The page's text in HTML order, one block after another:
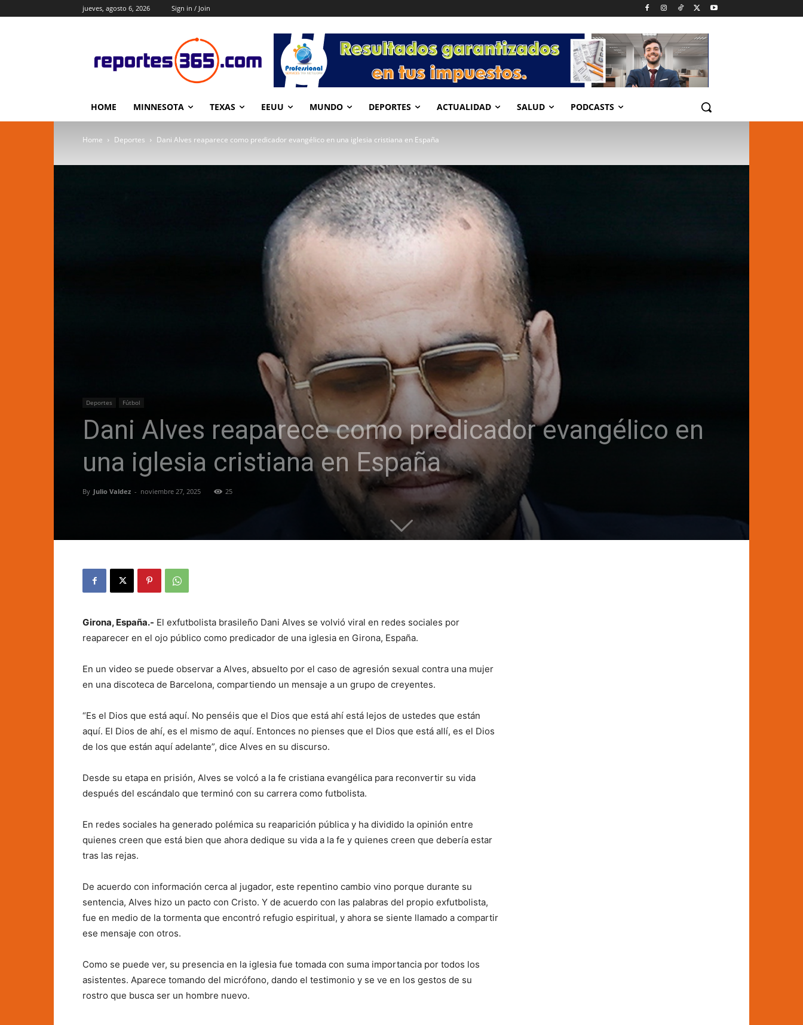
jueves, agosto 6, 2026 Sign in / Join
HOME MINNESOTA TEXAS EEUU MUNDO DEPORTES ACTUALIDAD SALUD PODCASTS
Home Deportes Dani Alves reaparece como predicador evangélico en una iglesia cristiana en España
Deportes Fútbol
Dani Alves reaparece como predicador evangélico en
una iglesia cristiana en España
By Julio Valdez - noviembre 27, 2025 25
Girona, España.- El exfutbolista brasileño Dani Alves se volvió viral en redes sociales por
reaparecer en el ojo público como predicador de una iglesia en Girona, España.
En un video se puede observar a Alves, absuelto por el caso de agresión sexual contra una mujer
en una discoteca de Barcelona, compartiendo un mensaje a un grupo de creyentes.
“Es el Dios que está aquí. No penséis que el Dios que está ahí está lejos de ustedes que están
aquí. El Dios de ahí, es el mismo de aquí. Entonces no pienses que el Dios que está allí, es el Dios
de los que están aquí adelante”, dice Alves en su discurso.
Desde su etapa en prisión, Alves se volcó a la fe cristiana evangélica para reconvertir su vida
después del escándalo que terminó con su carrera como futbolista.
En redes sociales ha generado polémica su reaparición pública y ha dividido la opinión entre
quienes creen que está bien que ahora dedique su vida a la fe y quienes creen que debería estar
tras las rejas.
De acuerdo con información cerca al jugador, este repentino cambio vino porque durante su
sentencia, Alves hizo un pacto con Cristo. Y de acuerdo con las palabras del propio exfutbolista,
fue en medio de la tormenta que encontró refugio espiritual, y ahora se siente llamado a compartir
ese mensaje con otros.
Como se puede ver, su presencia en la iglesia fue tomada con suma importancia por todos los
asistentes. Aparece tomando del micrófono, dando el testimonio y se ve en los gestos de su
rostro que busca ser un hombre nuevo.